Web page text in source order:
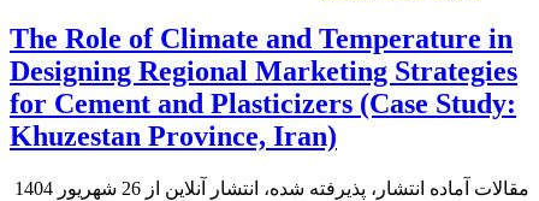
The Role of Climate and Temperature in
Designing Regional Marketing Strategies
for Cement and Plasticizers (Case Study:
Khuzestan Province, Iran)
مقالات آماده انتشار، پذیرفته شده، انتشار آنلاین از 26 شهریور 1404